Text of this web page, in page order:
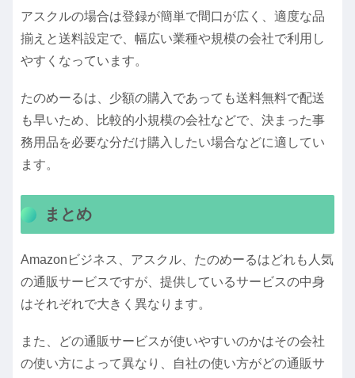
アスクルの場合は登録が簡単で間口が広く、適度な品
揃えと送料設定で、幅広い業種や規模の会社で利用し
やすくなっています。
たのめーるは、少額の購入であっても送料無料で配送
も早いため、比較的小規模の会社などで、決まった事
務用品を必要な分だけ購入したい場合などに適してい
ます。
まとめ
Amazonビジネス、アスクル、たのめーるはどれも人気
の通販サービスですが、提供しているサービスの中身
はそれぞれで大きく異なります。
また、どの通販サービスが使いやすいのかはその会社
の使い方によって異なり、自社の使い方がどの通販サ